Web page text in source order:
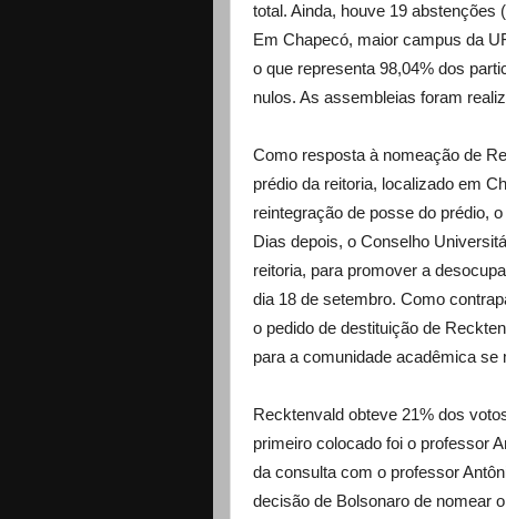
total. Ainda, houve 19 abstenções
Em Chapecó, maior campus da
o que representa 98,04% dos
nulos. As assembleias foram
Como resposta à nomeação de
prédio da reitoria, localizado em
reintegração de posse do prédio,
Dias depois, o Conselho
reitoria, para promover a
dia 18 de setembro. Como
o pedido de destituição de
para a comunidade acadêmica se
Recktenvald obteve 21% dos
primeiro colocado foi o professor
da consulta com o professor
decisão de Bolsonaro de nomear